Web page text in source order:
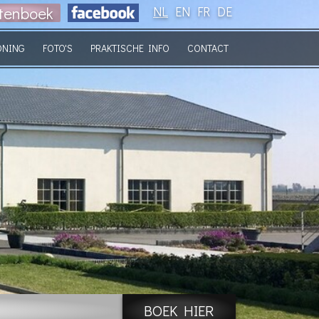
BOEK HIER
FOTO'S PRAKTISCHE INFO CONTACT
NL EN FR DE